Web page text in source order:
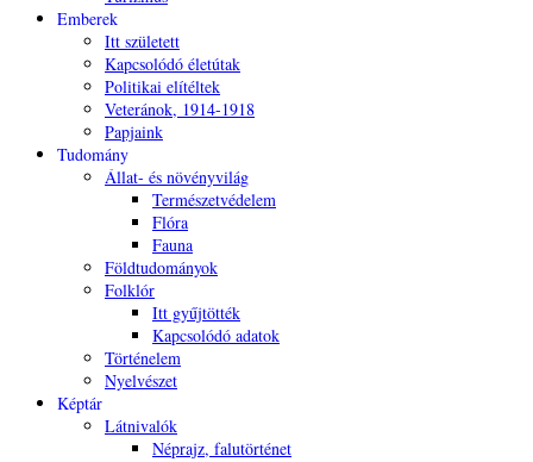
Emberek
Itt született
Kapcsolódó életútak
Politikai elítéltek
Veteránok, 1914-1918
Papjaink
Tudomány
Állat- és növényvilág
Természetvédelem
Flóra
Fauna
Földtudományok
Folklór
Itt gyűjtötték
Kapcsolódó adatok
Történelem
Nyelvészet
Képtár
Látnivalók
Néprajz, falutörténet